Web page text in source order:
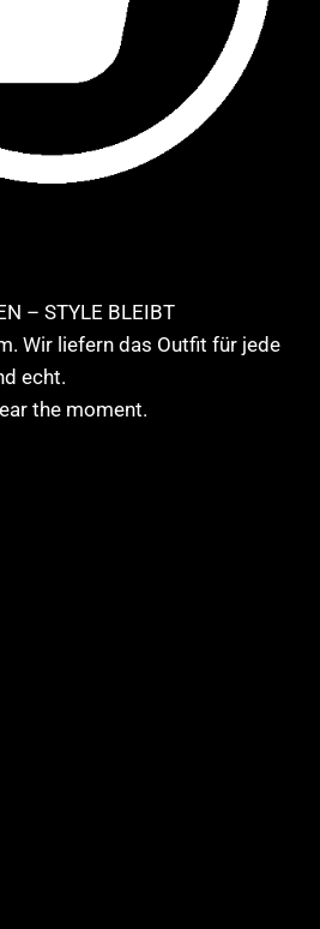
– STYLE BLEIBT
Wir liefern das Outfit für jede
echt.
the moment.